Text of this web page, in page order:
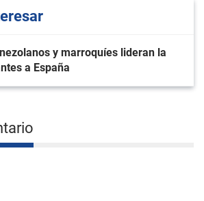
y marroquíes lideran la
a España